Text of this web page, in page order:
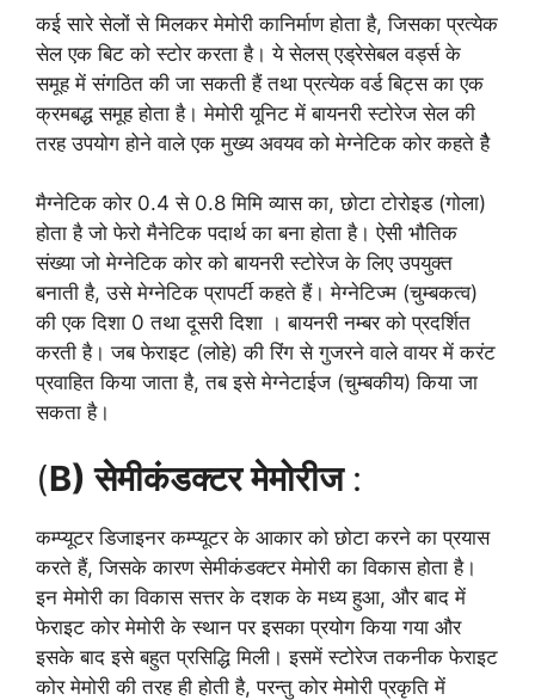
कई सारे सेलों से मिलकर मेमोरी का‌निर्माण होता है, जिसका प्रत्येक
सेल एक बिट को स्टोर करता है। ये सेलस् एड्रेसेबल वर्ड्स के
समूह में संगठित की जा सकती हैं तथा प्रत्येक वर्ड बिट्स का एक
क्रमबद्ध समूह होता है। मेमोरी यूनिट में बायनरी स्टोरेज सेल की
तरह उपयोग होने वाले एक मुख्य अवयव को मेग्नेटिक कोर कहते हैै
मैग्नेटिक कोर 0.4 से 0.8 मिमि व्यास का, छोटा टोरोइड (गोला)
होता है जो फेरो मैनेटिक पदार्थ का बना होता है। ऐसी भौतिक
संख्या जो मेग्नेटिक कोर को बायनरी स्टोरेज के लिए उपयुक्त
बनाती है, उसे मेग्नेटिक प्रापर्टी कहते हैं। मेग्नेटिज्म (चुम्बकत्व)
की एक दिशा 0 तथा दूसरी दिशा । बायनरी नम्बर को प्रदर्शित
करती है। जब फेराइट (लोहे) की रिंग से गुजरने वाले वायर में करंट
प्रवाहित किया जाता है, तब इसे मेग्नेटाईज (चुम्बकीय) किया जा
सकता है।
(B) सेमीकंडक्टर मेमोरीज:
कम्प्यूटर डिजाइनर कम्प्यूटर के आकार को छोटा करने का प्रयास
करते हैं, जिसके‌ कारण सेमीकंडक्टर मेमोरी का विकास होता है।
इन मेमोरी का‌ विकास सत्तर के दशक के मध्य हुआ, और बाद में
फेराइट कोर मेमोरी के स्थान पर इसका प्रयोग किया गया और
इसके बाद इसे बहुत प्रसिद्धि मिली। इसमें स्टोरेज तकनीक फेराइट
कोर मेमोरी की तरह ही होती है, परन्तु कोर मेमोरी प्रकृति में